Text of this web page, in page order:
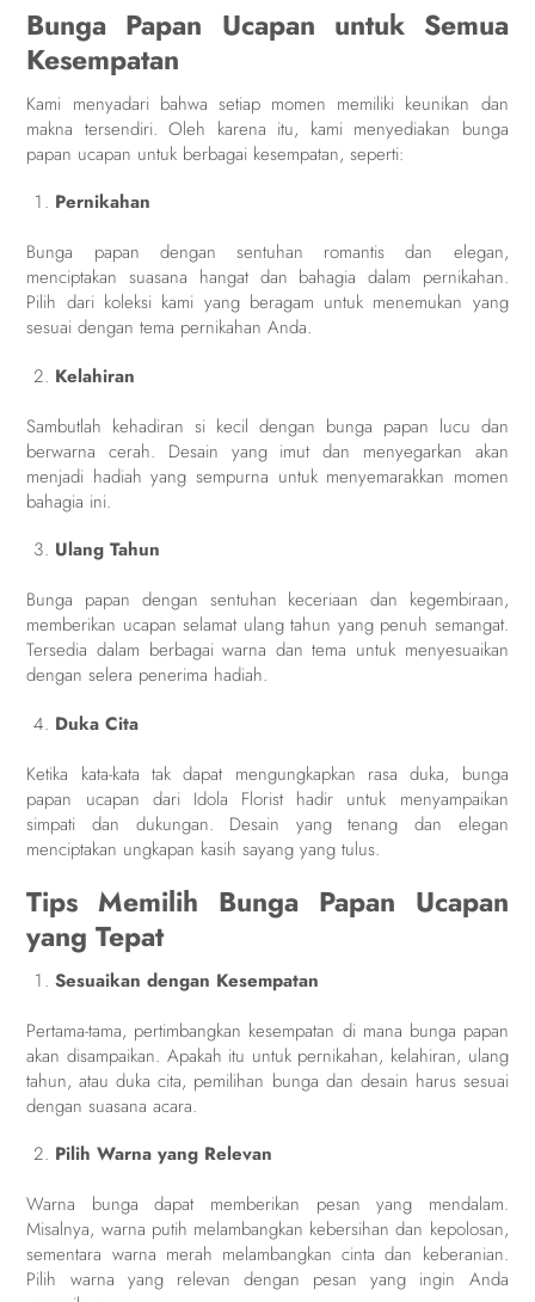
Bunga Papan Ucapan untuk Semua
Kesempatan
Kami menyadari bahwa setiap momen memiliki keunikan dan
makna tersendiri. Oleh karena itu, kami menyediakan bunga
papan ucapan untuk berbagai kesempatan, seperti:
Pernikahan
Bunga papan dengan sentuhan romantis dan elegan,
menciptakan suasana hangat dan bahagia dalam pernikahan.
Pilih dari koleksi kami yang beragam untuk menemukan yang
sesuai dengan tema pernikahan Anda.
Kelahiran
Sambutlah kehadiran si kecil dengan bunga papan lucu dan
berwarna cerah. Desain yang imut dan menyegarkan akan
menjadi hadiah yang sempurna untuk menyemarakkan momen
bahagia ini.
Ulang Tahun
Bunga papan dengan sentuhan keceriaan dan kegembiraan,
memberikan ucapan selamat ulang tahun yang penuh semangat.
Tersedia dalam berbagai warna dan tema untuk menyesuaikan
dengan selera penerima hadiah.
Duka Cita
Ketika kata-kata tak dapat mengungkapkan rasa duka, bunga
papan ucapan dari Idola Florist hadir untuk menyampaikan
simpati dan dukungan. Desain yang tenang dan elegan
menciptakan ungkapan kasih sayang yang tulus.
Tips Memilih Bunga Papan Ucapan
yang Tepat
Sesuaikan dengan Kesempatan
Pertama-tama, pertimbangkan kesempatan di mana bunga papan
akan disampaikan. Apakah itu untuk pernikahan, kelahiran, ulang
tahun, atau duka cita, pemilihan bunga dan desain harus sesuai
dengan suasana acara.
Pilih Warna yang Relevan
Warna bunga dapat memberikan pesan yang mendalam.
Misalnya, warna putih melambangkan kebersihan dan kepolosan,
sementara warna merah melambangkan cinta dan keberanian.
Pilih warna yang relevan dengan pesan yang ingin Anda